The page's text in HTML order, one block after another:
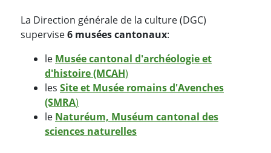
La Direction générale de la culture (DGC)
supervise6 musées cantonaux:
le Musée cantonal d'archéologie et
d'histoire (MCAH)
les Site et Musée romains d'Avenches
(SMRA)
le Naturéum, Muséum cantonal des
sciences naturelles